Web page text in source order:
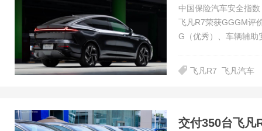
中国保险汽车安全指
飞凡R7荣获GGGM评
G（优秀）、车辆辅助
飞凡R7 飞凡汽车
交付350台飞凡